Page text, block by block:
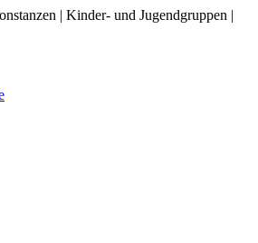
| Kinder- und Jugendgruppen |